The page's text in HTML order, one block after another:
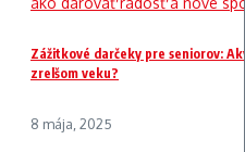
Zážitkové darčeky pre seniorov:
zrelšom veku?
8 mája, 2025